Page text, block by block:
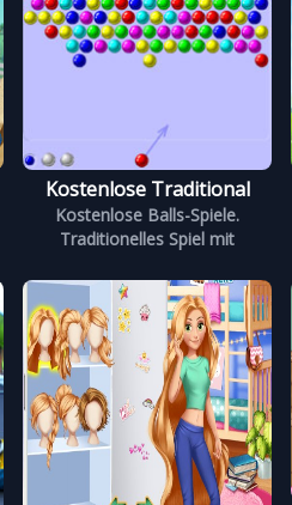
Kostenlose Traditional
Kostenlose Balls-Spiele.
Traditionelles Spiel mit